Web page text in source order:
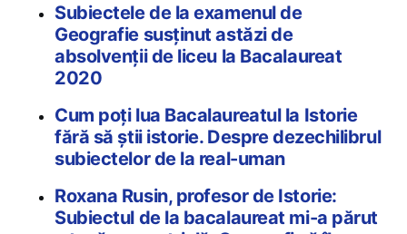
Subiectele de la examenul de
Geografie susținut astăzi de
absolvenții de liceu la Bacalaureat
2020
Cum poți lua Bacalaureatul la Istorie
fără să știi istorie. Despre dezechilibrul
subiectelor de la real-uman
Roxana Rusin, profesor de Istorie:
Subiectul de la bacalaureat mi-a părut